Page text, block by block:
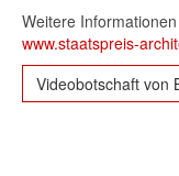
Weitere
www.staatspreis-
Videobotschaft von